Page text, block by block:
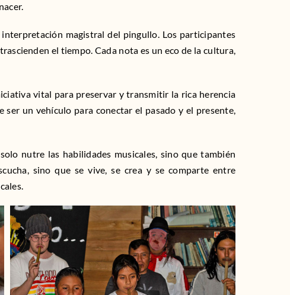
magistral del pingullo. Los participantes
el tiempo. Cada nota es un eco de la cultura,
vital para preservar y transmitir la rica herencia
un vehículo para conectar el pasado y el presente,
nutre las habilidades musicales, sino que también
sino que se vive, se crea y se comparte entre